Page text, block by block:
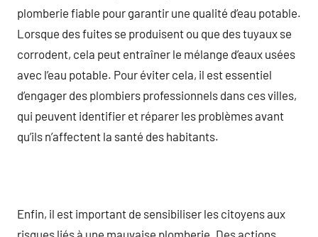
plomberie fiable pour garantir une qualité d’eau potable.
Lorsque des fuites se produisent ou que des tuyaux se
corrodent, cela peut entraîner le mélange d’eaux usées
avec l’eau potable. Pour éviter cela, il est essentiel
d’engager des plombiers professionnels dans ces villes,
qui peuvent identifier et réparer les problèmes avant
qu’ils n’affectent la santé des habitants.
Enfin, il est important de sensibiliser les citoyens aux
risques liés à une mauvaise plomberie. Des actions